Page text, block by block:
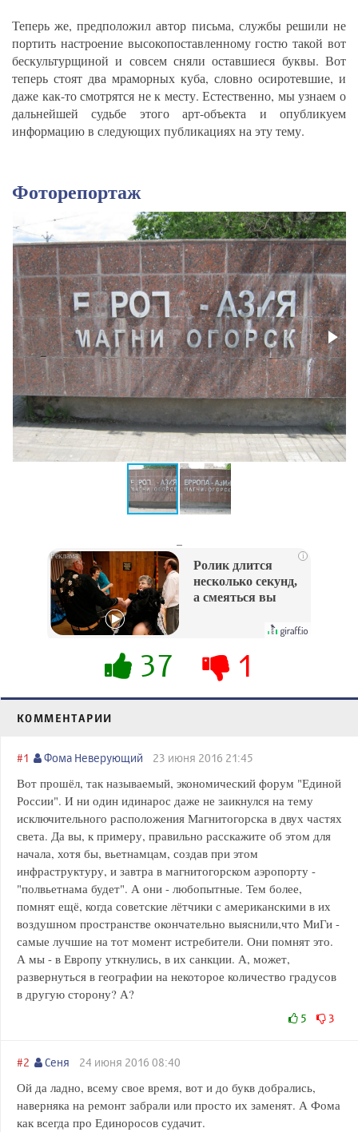
Теперь же, предположил автор письма, службы решили не
портить настроение высокопоставленному гостю такой вот
бескультурщиной и совсем сняли оставшиеся буквы. Вот
теперь стоят два мраморных куба, словно осиротевшие, и
даже как-то смотрятся не к месту. Естественно, мы узнаем о
дальнейшей судьбе этого арт-объекта и опубликуем
информацию в следующих публикациях на эту тему.
Фоторепортаж
i
Ролик длится
несколько секунд,
а смеяться вы
37 1
КОММЕНТАРИИ
#1 Фома Неверующий 23 июня 2016 21:45
Вот прошёл, так называемый, экономический форум "Единой
России". И ни один идинарос даже не заикнулся на тему
исключительного расположения Магнитогорска в двух частях
света. Да вы, к примеру, правильно расскажите об этом для
начала, хотя бы, вьетнамцам, создав при этом
инфраструктуру, и завтра в магнитогорском аэропорту -
"полвьетнама будет". А они - любопытные. Тем более,
помнят ещё, когда советские лётчики с американскими в их
воздушном пространстве окончательно выяснили,что МиГи -
самые лучшие на тот момент истребители. Они помнят это.
А мы - в Европу уткнулись, в их санкции. А, может,
развернуться в географии на некоторое количество градусов
в другую сторону? А?
5 3
#2 Сеня 24 июня 2016 08:40
Ой да ладно, всему свое время, вот и до букв добрались,
наверняка на ремонт забрали или просто их заменят. А Фома
как всегда про Единоросов судачит.